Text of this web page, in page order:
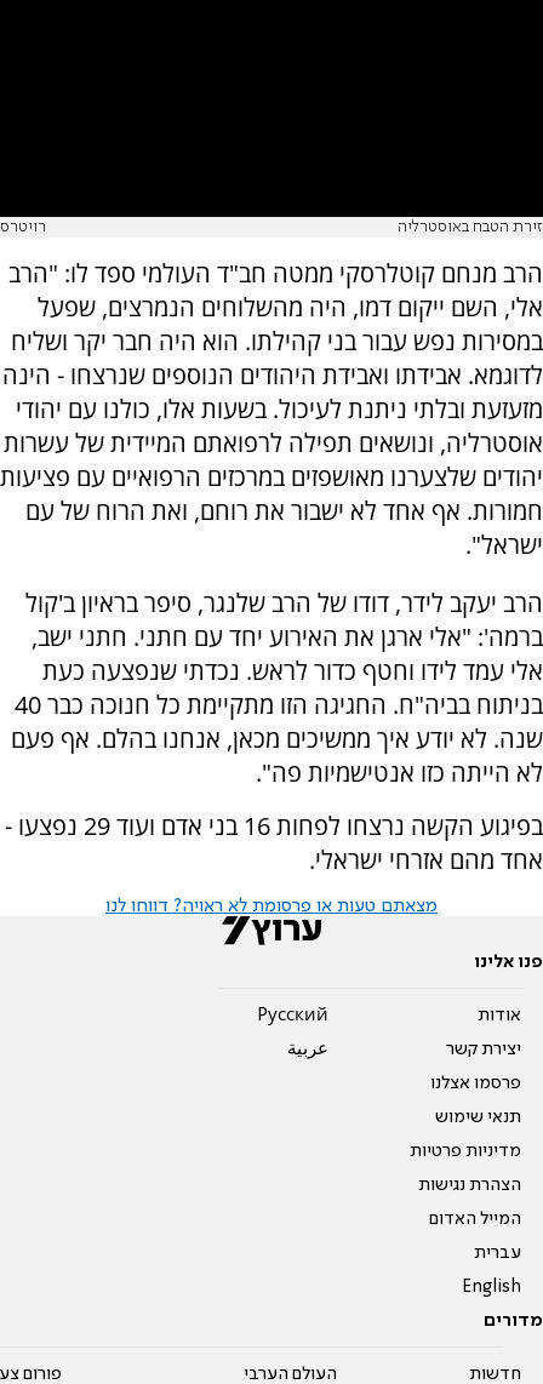
זירת הטבח באוסטרליה רויטרס
הרב מנחם קוטלרסקי ממטה חב"ד העולמי ספד לו: "הרב
אלי, השם ייקום דמו, היה מהשלוחים הנמרצים, שפעל
במסירות נפש עבור בני קהילתו. הוא היה חבר יקר ושליח
לדוגמא. אבידתו ואבידת היהודים הנוספים שנרצחו - הינה
מזעזעת ובלתי ניתנת לעיכול. בשעות אלו, כולנו עם יהודי
אוסטרליה, ונושאים תפילה לרפואתם המיידית של עשרות
יהודים שלצערנו מאושפזים במרכזים הרפואיים עם פציעות
חמורות. אף אחד לא ישבור את רוחם, ואת הרוח של עם
ישראל".
הרב יעקב לידר, דודו של הרב שלנגר, סיפר בראיון ב'קול
ברמה': "אלי ארגן את האירוע יחד עם חתני. חתני ישב,
אלי עמד לידו וחטף כדור לראש. נכדתי שנפצעה כעת
בניתוח בביה"ח. החגיגה הזו מתקיימת כל חנוכה כבר 40
שנה. לא יודע איך ממשיכים מכאן, אנחנו בהלם. אף פעם
לא הייתה כזו אנטישמיות פה".
בפיגוע הקשה נרצחו לפחות 16 בני אדם ועוד 29 נפצעו -
אחד מהם אזרחי ישראלי.
מצאתם טעות או פרסומת לא ראויה? דווחו לנו
פנו אלינו
אודות
יצירת קשר
פרסמו אצלנו
תנאי שימוש
מדיניות פרטיות
הצהרת נגישות
המייל האדום
עברית
English
Pусский
عربية
מדורים
חדשות העולם הערבי פורום